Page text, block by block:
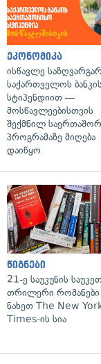
ეკონომიკა
ისწავლე
საქართველოს
სტიპენდიით —
მოსწავლეებისთვის
შექმნილ
პროგრამაზე მიღება
დაიწყო
წიგნები
21-ე საუკუნის
თრილერი
ნახეთ The New
Times-ის სია